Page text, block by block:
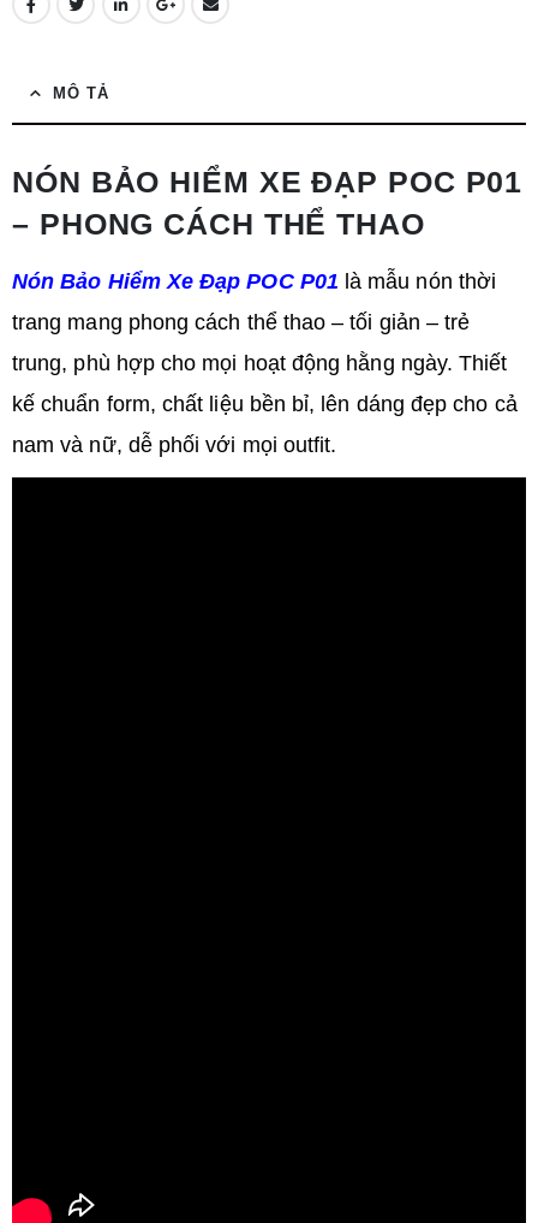
MÔ TẢ
NÓN BẢO HIỂM XE ĐẠP POC P01
– PHONG CÁCH THỂ THAO
Nón Bảo Hiểm Xe Đạp POC P01 là mẫu nón thời
trang mang phong cách thể thao – tối giản – trẻ
trung, phù hợp cho mọi hoạt động hằng ngày. Thiết
kế chuẩn form, chất liệu bền bỉ, lên dáng đẹp cho cả
nam và nữ, dễ phối với mọi outfit.